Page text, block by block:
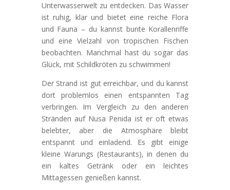
Unterwasserwelt zu entdecken. Das Wasser
ist ruhig, klar und bietet eine reiche Flora
und Fauna – du kannst bunte Korallenriffe
und eine Vielzahl von tropischen Fischen
beobachten. Manchmal hast du sogar das
Glück, mit Schildkröten zu schwimmen!
Der Strand ist gut erreichbar, und du kannst
dort problemlos einen entspannten Tag
verbringen. Im Vergleich zu den anderen
Stränden auf Nusa Penida ist er oft etwas
belebter, aber die Atmosphäre bleibt
entspannt und einladend. Es gibt einige
kleine Warungs (Restaurants), in denen du
ein kaltes Getränk oder ein leichtes
Mittagessen genießen kannst.